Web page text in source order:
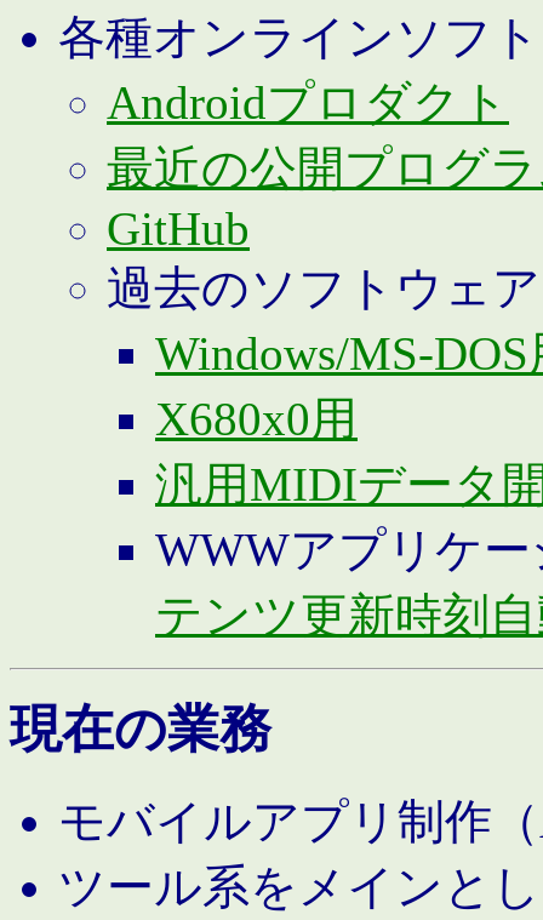
各種オンラインソフ
Androidプロダクト
最近の公開プログ
GitHub
過去のソフトウェア
Windows/MS-DOS
X680x0用
汎用MIDIデータ
WWWアプリケ
テンツ更新時刻
現在の業務
モバイルアプリ制作
ツール系をメインと